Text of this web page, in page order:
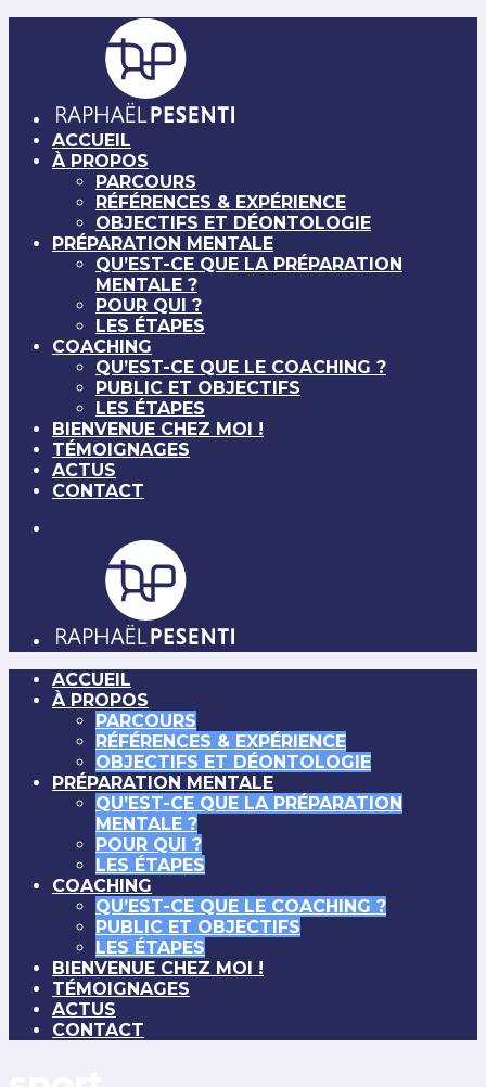
ACCUEIL
À PROPOS
PARCOURS
RÉFÉRENCES & EXPÉRIENCE
OBJECTIFS ET DÉONTOLOGIE
PRÉPARATION MENTALE
QU’EST-CE QUE LA PRÉPARATION
MENTALE ?
POUR QUI ?
LES ÉTAPES
COACHING
QU’EST-CE QUE LE COACHING ?
PUBLIC ET OBJECTIFS
LES ÉTAPES
BIENVENUE CHEZ MOI !
TÉMOIGNAGES
ACTUS
CONTACT
ACCUEIL
À PROPOS
PARCOURS
RÉFÉRENCES & EXPÉRIENCE
OBJECTIFS ET DÉONTOLOGIE
PRÉPARATION MENTALE
QU’EST-CE QUE LA PRÉPARATION
MENTALE ?
POUR QUI ?
LES ÉTAPES
COACHING
QU’EST-CE QUE LE COACHING ?
PUBLIC ET OBJECTIFS
LES ÉTAPES
BIENVENUE CHEZ MOI !
TÉMOIGNAGES
ACTUS
CONTACT